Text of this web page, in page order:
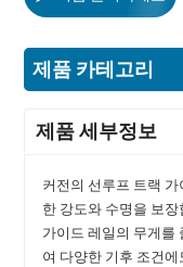
제품 카테고리
제품 세부정보
커전의 선루프 트랙
한 강도와 수명을 보
가이드 레일의 무게를
여 다양한 기후 조건